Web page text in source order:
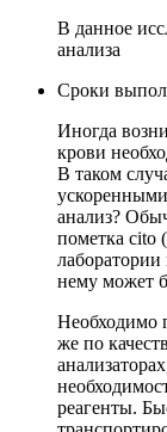
В данное
анализа
Сроки
Иногда
крови
В таком
ускоренными
анализ?
пометка cito
лаборатории
нему может
Необходимо
же по
реагенты.